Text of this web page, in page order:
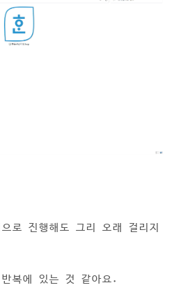
로 진행해도 그리 오래 걸리지
복에 있는 것 같아요.